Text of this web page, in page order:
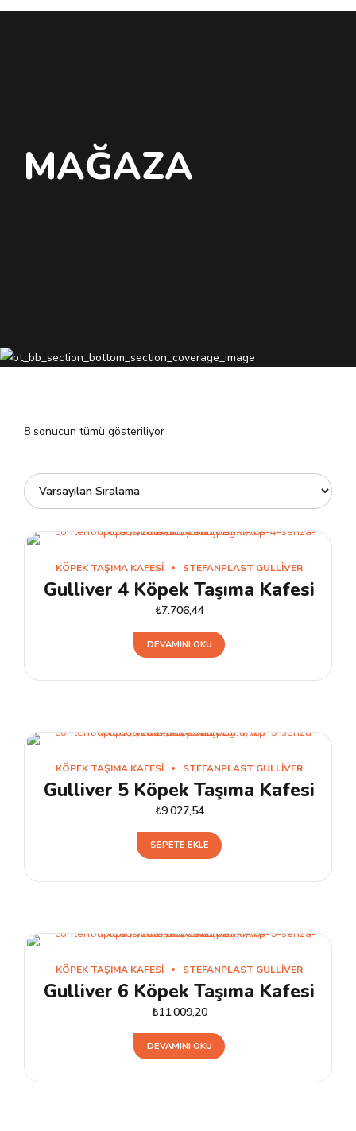
MAĞAZA
8 sonucun tümü gösteriliyor
KÖPEK TAŞIMA KAFESI STEFANPLAST GULLIVER
Gulliver 4 Köpek Taşıma Kafesi
₺7.706,44
DEVAMINI OKU
KÖPEK TAŞIMA KAFESI STEFANPLAST GULLIVER
Gulliver 5 Köpek Taşıma Kafesi
₺9.027,54
SEPETE EKLE
KÖPEK TAŞIMA KAFESI STEFANPLAST GULLIVER
Gulliver 6 Köpek Taşıma Kafesi
₺11.009,20
DEVAMINI OKU